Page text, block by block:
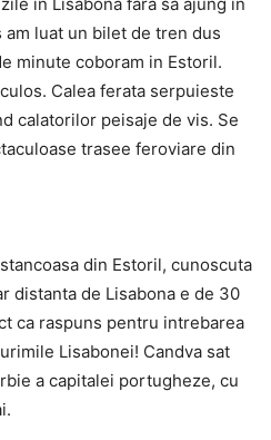
luat un bilet de tren dus
minute coboram in Estoril.
Calea ferata serpuieste
calatorilor peisaje de vis. Se
trasee feroviare din
din Estoril, cunoscuta
distanta de Lisabona e de 30
ca raspuns pentru intrebarea
Lisabonei! Candva sat
a capitalei portugheze, cu